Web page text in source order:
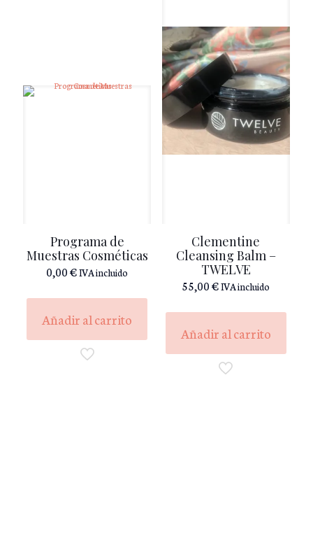
Programa de
Muestras Cosméticas
0,00€IVA incluido
Añadir al carrito
Clementine
Cleansing Balm –
TWELVE
55,00€IVA incluido
Añadir al carrito